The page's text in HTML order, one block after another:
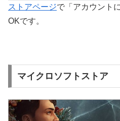
ストアページで「アカウント
OKです。
マイクロソフトストア